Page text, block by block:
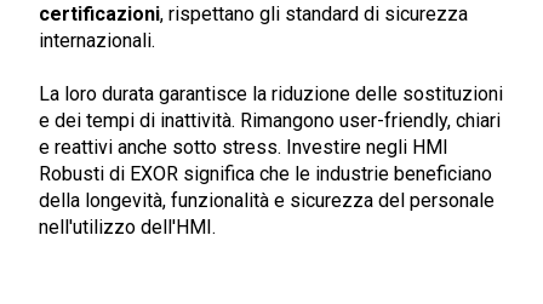
certificazioni, rispettano gli standard di sicurezza
internazionali.
La loro durata garantisce la riduzione delle sostituzioni
e dei tempi di inattività. Rimangono user-friendly, chiari
e reattivi anche sotto stress. Investire negli HMI
Robusti di EXOR significa che le industrie beneficiano
della longevità, funzionalità e sicurezza del personale
nell'utilizzo dell'HMI.